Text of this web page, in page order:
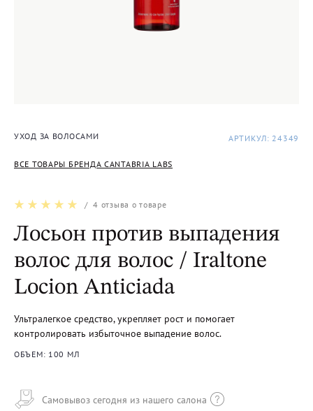
УХОД ЗА ВОЛОСАМИ
ВСЕ ТОВАРЫ БРЕНДА CANTABRIA LABS
АРТИКУЛ: 24349
/4 отзыва о товаре
Лосьон против выпадения
волос для волос / Iraltone
Locion Anticiada
Ультралегкое средство, укрепляет рост и помогает
контролировать избыточное выпадение волос.
ОБЪЕМ: 100 МЛ
Самовывоз сегодня из нашего салона